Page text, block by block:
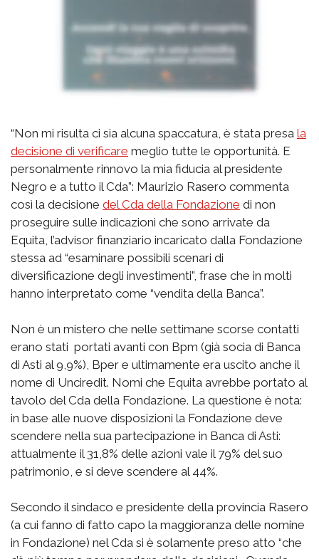
“Non mi risulta ci sia alcuna spaccatura, è stata presa la
decisione di verificare meglio tutte le opportunità. E
personalmente rinnovo la mia fiducia al presidente
Negro e a tutto il Cda”: Maurizio Rasero commenta
così la decisione del Cda della Fondazione di non
proseguire sulle indicazioni che sono arrivate da
Equita, l’advisor finanziario incaricato dalla Fondazione
stessa ad “esaminare possibili scenari di
diversificazione degli investimenti”, frase che in molti
hanno interpretato come “vendita della Banca”.
Non è un mistero che nelle settimane scorse contatti
erano stati portati avanti con Bpm (già socia di Banca
di Asti al 9,9%), Bper e ultimamente era uscito anche il
nome di Unciredit. Nomi che Equita avrebbe portato al
tavolo del Cda della Fondazione. La questione è nota:
in base alle nuove disposizioni la Fondazione deve
scendere nella sua partecipazione in Banca di Asti:
attualmente il 31,8% delle azioni vale il 79% del suo
patrimonio, e si deve scendere al 44%.
Secondo il sindaco e presidente della provincia Rasero
(a cui fanno di fatto capo la maggioranza delle nomine
in Fondazione) nel Cda si è solamente preso atto “che